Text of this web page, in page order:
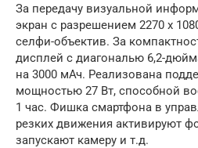
За передачу визуальной
экран с разрешением 2270 x
селфи-объектив. За
дисплей с диагональю 6,2-
на 3000 мАч. Реализована
мощностью 27 Вт, способной
1 час. Фишка смартфона в
резких движения активируют
запускают камеру и т.д.